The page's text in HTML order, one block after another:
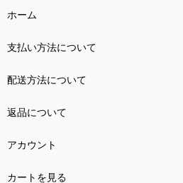
ホーム
支払い方法について
配送方法について
返品について
アカウント
カートを見る